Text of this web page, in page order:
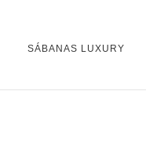
SÁBANAS LUXURY